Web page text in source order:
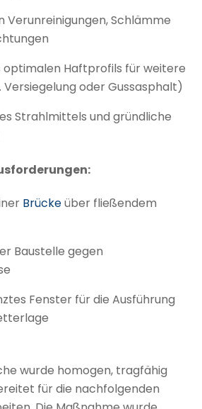
Verunreinigungen, Schlämme
optimalen Haftprofils für weitere
Versiegelung oder Gussasphalt)
Strahlmittels und gründliche
Brückeüber fließendem
Baustelle gegen
Fenster für die Ausführung
wurde homogen, tragfähig
für die nachfolgenden